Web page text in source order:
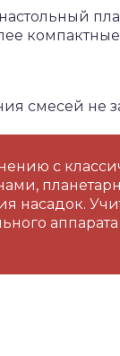
смесей не
с
насадок.